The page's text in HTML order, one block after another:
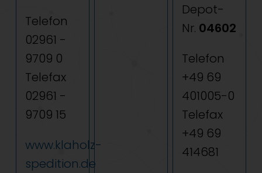
Telefon
02961 -
9709 0
Telefax
02961 -
9709 15
www.klaholz-
spedition.de
Depot-
Nr. 04602
Telefon
+49 69
401005-0
Telefax
+49 69
414681